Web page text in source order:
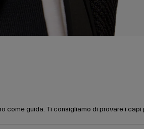
come guida. Ti consigliamo di provare i